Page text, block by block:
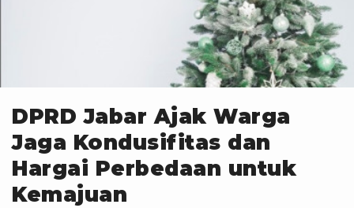
DPRD Jabar Ajak Warga
Jaga Kondusifitas dan
Hargai Perbedaan untuk
Kemajuan